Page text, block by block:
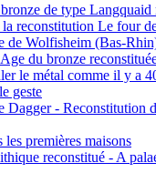
de type Langquaid
reconstitution Le four
de Wolfisheim (Bas-
du bronze
le métal comme il y a
geste
Dagger - Reconstitution
premières maisons
reconstitué - A